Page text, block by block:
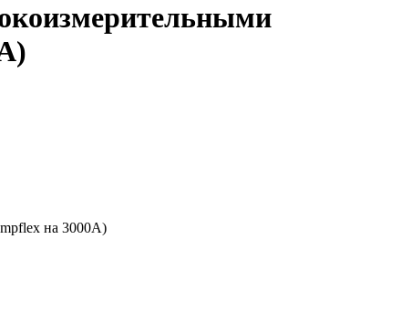
на 3000А)